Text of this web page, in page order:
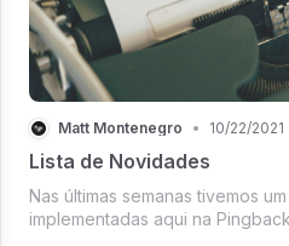
Matt Montenegro • 10/22/2021
Lista de Novidades
Nas últimas semanas tivemos
implementadas aqui na